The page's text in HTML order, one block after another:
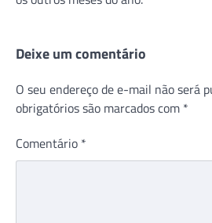
Deixe um comentário
O seu endereço de e-mail não será
obrigatórios são marcados com *
Comentário *